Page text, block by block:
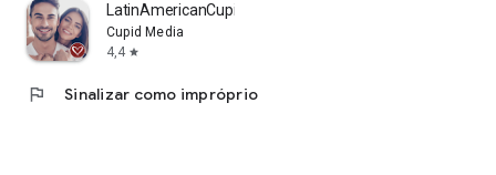
LatinAmericanCupid Amor Latino
Cupid Media
4,4 star
flag Sinalizar como impróprio